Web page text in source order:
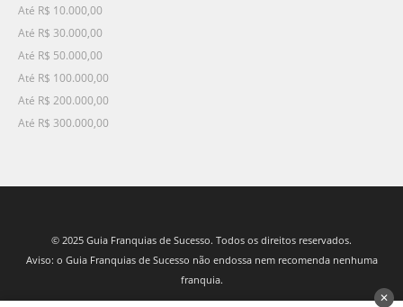
Até R$ 10.000,00
Até R$ 30.000,00
Até R$ 50.000,00
Até R$ 100.000,00
Até R$ 200.000,00
Até R$ 300.000,00
© 2025 Guia Franquias de Sucesso. Todos os direitos reservados.
Aviso: o Guia Franquias de Sucesso não endossa nem recomenda nenhuma
franquia.
✕